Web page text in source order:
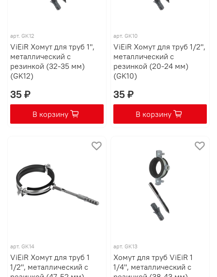
арт. GK12
ViEiR Хомут для труб 1",
металлический с
резинкой (32-35 мм)
(GK12)
35 ₽
В корзину
арт. GK10
ViEiR Хомут для труб 1/2",
металлический с
резинкой (20-24 мм)
(GK10)
35 ₽
В корзину
арт. GK14
ViEiR Хомут для труб 1
1/2", металлический с
арт. GK13
Хомут для труб ViEiR 1
1/4", металлический с